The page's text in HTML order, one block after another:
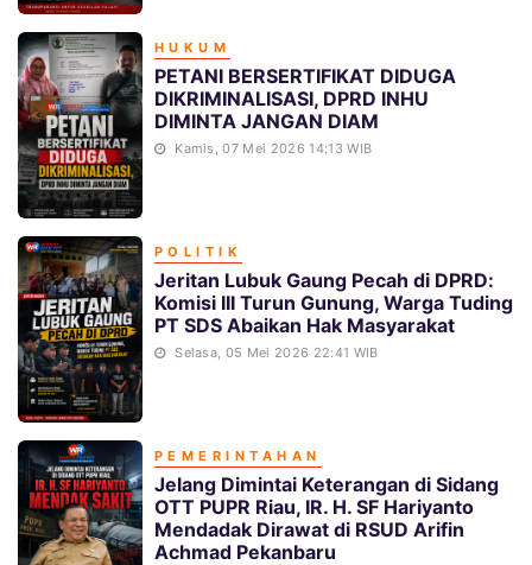
HUKUM
PETANI BERSERTIFIKAT DIDUGA
DIKRIMINALISASI, DPRD INHU
DIMINTA JANGAN DIAM
Kamis, 07 Mei 2026 14:13 WIB
POLITIK
Jeritan Lubuk Gaung Pecah di DPRD:
Komisi III Turun Gunung, Warga Tuding
PT SDS Abaikan Hak Masyarakat
Selasa, 05 Mei 2026 22:41 WIB
PEMERINTAHAN
Jelang Dimintai Keterangan di Sidang
OTT PUPR Riau, IR. H. SF Hariyanto
Mendadak Dirawat di RSUD Arifin
Achmad Pekanbaru